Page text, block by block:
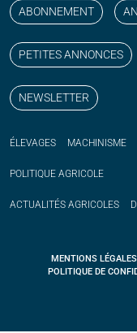
ABONNEMENT
PETITES ANNONCES
NEWSLETTER
ÉLEVAGES MACHINISME
POLITIQUE AGRICOLE
ACTUALITÉS AGRICOLES
MENTIONS LÉGALES
POLITIQUE DE